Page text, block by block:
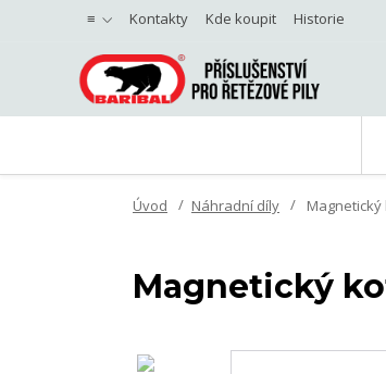
≡ Kontakty Kde koupit Historie
Úvod Náhradní díly Magnetický
Magnetický